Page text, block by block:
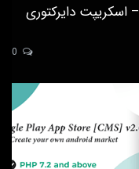
دانلود اسکریپت Directoryapp 2019 – اسکریپت دایرکتوری